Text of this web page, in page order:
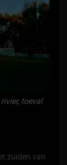
toeval
zuiden van